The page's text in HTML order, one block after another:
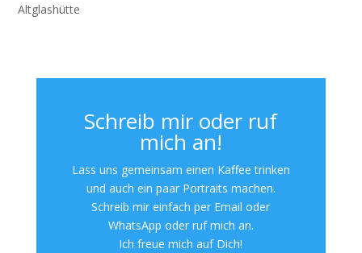
Altglashütte
Schreib mir oder ruf
mich an!
Lass uns gemeinsam einen Kaffee trinken
und auch ein paar Portraits machen.
Schreib mir einfach per Email oder
WhatsApp oder ruf mich an.
Ich freue mich auf Dich!